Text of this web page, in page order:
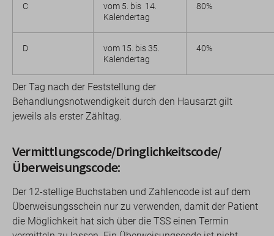
C
vom 5. bis 14.
Kalendertag
80%
D
vom 15. bis 35.
Kalendertag
40%
Der Tag nach der Feststellung der
Behandlungsnotwendigkeit durch den Hausarzt gilt
jeweils als erster Zähltag.
Vermittlungscode/Dringlichkeitscode/
Überweisungscode:
Der 12-stellige Buchstaben und Zahlencode ist auf dem
Überweisungsschein nur zu verwenden, damit der Patient
die Möglichkeit hat sich über die TSS einen Termin